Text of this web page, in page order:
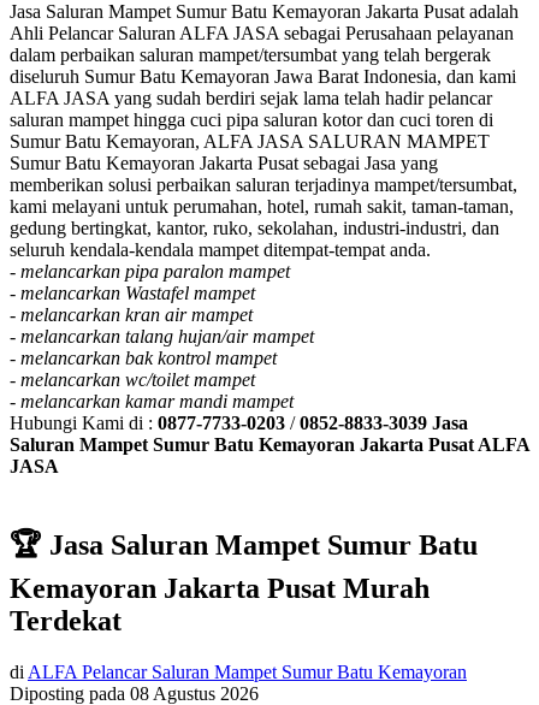
Jasa Saluran Mampet Sumur Batu Kemayoran Jakarta Pusat adalah
Ahli Pelancar Saluran ALFA JASA sebagai Perusahaan pelayanan
dalam perbaikan saluran mampet/tersumbat yang telah bergerak
diseluruh Sumur Batu Kemayoran Jawa Barat Indonesia, dan kami
ALFA JASA yang sudah berdiri sejak lama telah hadir pelancar
saluran mampet hingga cuci pipa saluran kotor dan cuci toren di
Sumur Batu Kemayoran, ALFA JASA SALURAN MAMPET
Sumur Batu Kemayoran Jakarta Pusat sebagai Jasa yang
memberikan solusi perbaikan saluran terjadinya mampet/tersumbat,
kami melayani untuk perumahan, hotel, rumah sakit, taman-taman,
gedung bertingkat, kantor, ruko, sekolahan, industri-industri, dan
seluruh kendala-kendala mampet ditempat-tempat anda.
- melancarkan pipa paralon mampet
- melancarkan Wastafel mampet
- melancarkan kran air mampet
- melancarkan talang hujan/air mampet
- melancarkan bak kontrol mampet
- melancarkan wc/toilet mampet
- melancarkan kamar mandi mampet
Hubungi Kami di : 0877-7733-0203 /0852-8833-3039 Jasa
Saluran Mampet Sumur Batu Kemayoran Jakarta Pusat ALFA
JASA
🏆 Jasa Saluran Mampet Sumur Batu
Kemayoran Jakarta Pusat Murah
Terdekat
di ALFA Pelancar Saluran Mampet Sumur Batu Kemayoran
Diposting pada 08 Agustus 2026